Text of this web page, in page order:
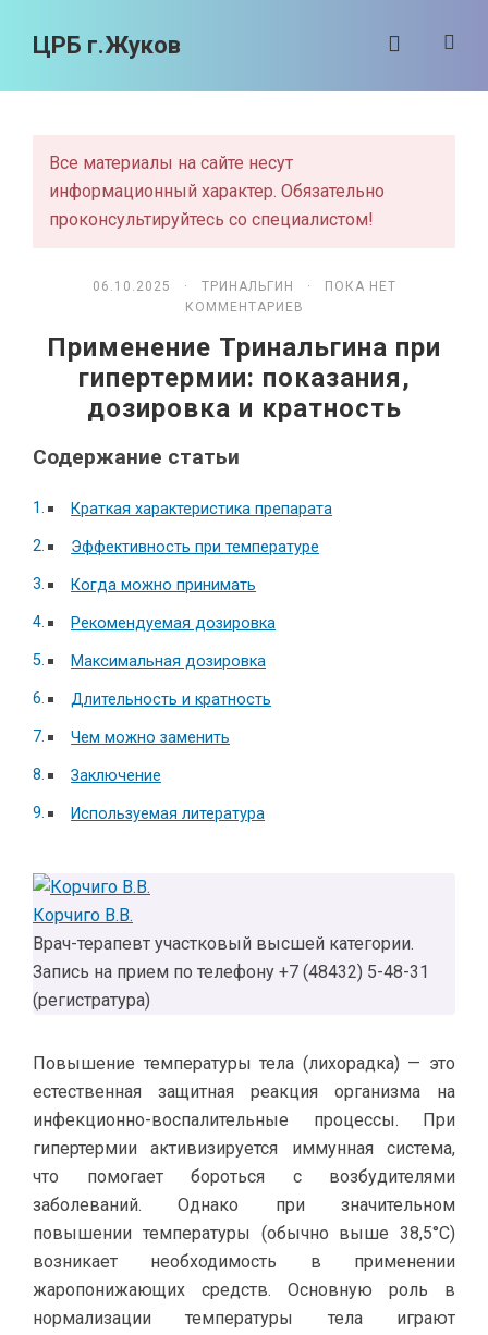
ЦРБ г.Жуков
Все материалы на сайте несут
информационный характер. Обязательно
проконсультируйтесь со специалистом!
06.10.2025 · ТРИНАЛЬГИН
· ПОКА НЕТ
КОММЕНТАРИЕВ
Применение Тринальгина при
гипертермии: показания,
дозировка и кратность
Содержание статьи
Краткая характеристика препарата
Эффективность при температуре
Когда можно принимать
Рекомендуемая дозировка
Максимальная дозировка
Длительность и кратность
Чем можно заменить
Заключение
Используемая литература
Корчиго В.В.
Врач-терапевт участковый высшей категории.
Запись на прием по телефону +7 (48432) 5-48-31
(регистратура)
Повышение температуры тела (лихорадка) — это
естественная защитная реакция организма на
инфекционно-воспалительные процессы. При
гипертермии активизируется иммунная система,
что помогает бороться с возбудителями
заболеваний. Однако при значительном
повышении температуры (обычно выше 38,5°C)
возникает необходимость в применении
жаропонижающих средств. Основную роль в
нормализации температуры тела играют